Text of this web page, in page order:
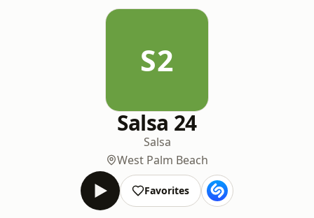
S2
Salsa 24
Salsa
West Palm Beach
Favorites